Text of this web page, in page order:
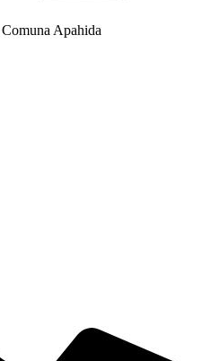
Apahida